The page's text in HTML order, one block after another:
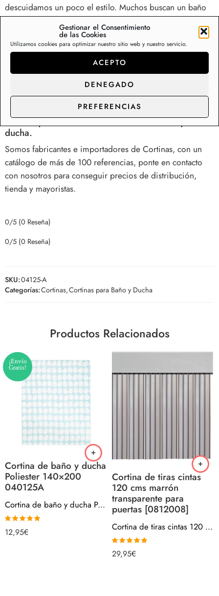
Gestionar el Consentimiento
de las Cookies
Utilizamos cookies para optimizar nuestro sitio web y nuestro servicio.
ACEPTO
DENEGADO
PREFERENCIAS
descuidamos un poco el estilo. Muchos buscan un baño
funcional, de buenos materiales y calidad, cuya limpieza
no sea una tarea complicada.
Cortinas para ducha de tela antimoho.
Nuestra cortina de ducha antimoho previene la formación
de humedades y moho en tu bañera o plato de ducha.
Seguridad y confort en tu baño con el máximo estilo.
Fábrica y distribución de cortinas de baño y
ducha.
Somos fabricantes e importadores de Cortinas, con un
catálogo de más de 100 referencias, ponte en contacto
con nosotros para conseguir precios de distribución,
tienda y mayoristas.
0/5 (0 Reseña)
0/5 (0 Reseña)
SKU:04125-A
Categorías:Cortinas,Cortinas para Baño y Ducha
Productos Relacionados
¡Envío
Gratis!
Cortina de baño y ducha
Poliester 140×200
040125A
Cortina de baño y ducha Poliester 140×200 040125A
Valorado con
5.00de 5
12,95€
Cortina de tiras cintas
120 cms marrón
transparente para
puertas [0812008]
Cortina de tiras cintas 120 cms marrón transparente para puertas [0812008]
Valorado con
5.00 de 5
29,95€